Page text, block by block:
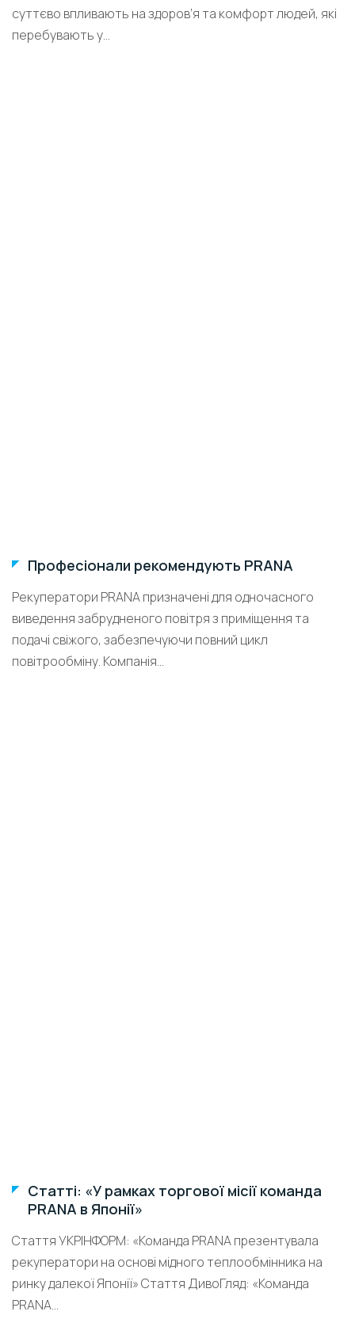
суттєво впливають на здоров’я та комфорт людей, які
перебувають у...
Професіонали рекомендують PRANA
Рекуператори PRANA призначені для одночасного
виведення забрудненого повітря з приміщення та
подачі свіжого, забезпечуючи повний цикл
повітрообміну. Компанія...
Статті: «У рамках торгової місії команда
PRANA в Японії»
Стаття УКРІНФОРМ: «Команда PRANA презентувала
рекуператори на основі мідного теплообмінника на
ринку далекої Японії» Стаття ДивоГляд: «Команда
PRANA...